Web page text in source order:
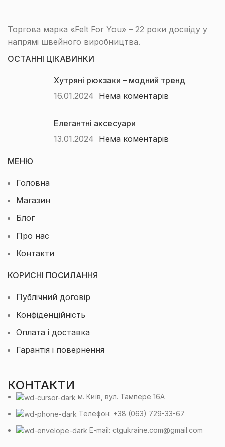
Торгова марка «Felt For You» – 22 роки досвіду у
напрямі швейного виробництва.
ОСТАННІ ЦІКАВИНКИ
Хутряні рюкзаки – модний тренд
16.01.2024 Нема коментарів
Елегантні аксесуари
13.01.2024 Нема коментарів
МЕНЮ
Головна
Магазин
Блог
Про нас
Контакти
КОРИСНІ ПОСИЛАННЯ
Публічний договір
Конфіденційність
Оплата і доставка
Гарантія і повернення
КОНТАКТИ
м. Київ, вул. Тампере 16А
Телефон: +38 (063) 729-33-67
E-mail: ctgukraine.com@gmail.com